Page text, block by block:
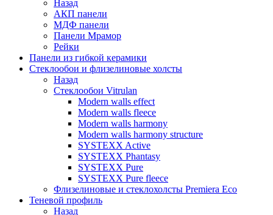
Назад
АКП панели
МДФ панели
Панели Мрамор
Рейки
Панели из гибкой керамики
Стеклообои и флизелиновые холсты
Назад
Стеклообои Vitrulan
Modern walls effect
Modern walls fleece
Modern walls harmony
Modern walls harmony structure
SYSTEXX Active
SYSTEXX Phantasy
SYSTEXX Pure
SYSTEXX Pure fleece
Флизелиновые и стеклохолсты Premiera Eco
Теневой профиль
Назад